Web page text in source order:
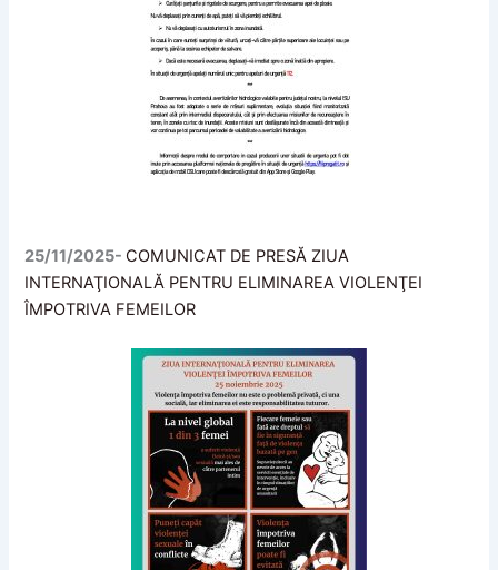
25/11/2025- COMUNICAT DE PRESĂ ZIUA
INTERNAŢIONALĂ PENTRU ELIMINAREA VIOLENŢEI
ÎMPOTRIVA FEMEILOR